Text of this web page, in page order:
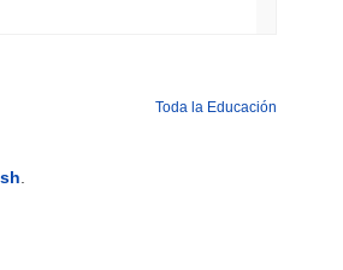
Toda la Educación